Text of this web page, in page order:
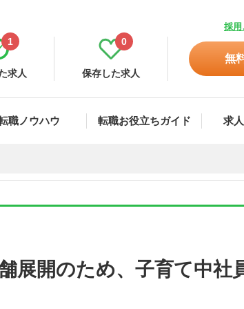
採用
求人
1
保存した求人
0
無
職ノウハウ 転職お役立ちガイド 求
展開のため、子育て中社